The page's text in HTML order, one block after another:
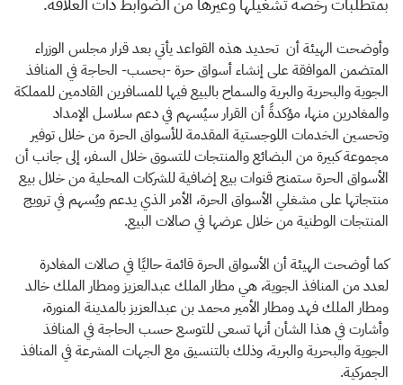
وأوضحت الهيئة أن تحديد هذه القواعد يأتي بعد قرار مجلس الوزراء
المتضمن الموافقة على إنشاء أسواق حرة -بحسب- الحاجة في المنافذ
الجوية والبحرية والبرية والسماح بالبيع فيها للمسافرين القادمين للمملكة
والمغادرين منها، مؤكدةً أن القرار سيُسهم في دعم سلاسل الإمداد
وتحسين الخدمات اللوجستية المقدمة للأسواق الحرة من خلال توفير
مجموعة كبيرة من البضائع والمنتجات للتسوق خلال السفر، إلى جانب أن
الأسواق الحرة ستمنح قنوات بيع إضافية للشركات المحلية من خلال بيع
منتجاتها على مشغلي الأسواق الحرة، الأمر الذي يدعم ويُسهم في ترويج
المنتجات الوطنية من خلال عرضها في صالات البيع.
كما أوضحت الهيئة أن الأسواق الحرة قائمة حاليًا في صالات المغادرة
لعدد من المنافذ الجوية، هي مطار الملك عبدالعزيز ومطار الملك خالد
ومطار الملك فهد ومطار الأمير محمد بن عبدالعزيز بالمدينة المنورة،
وأشارت في هذا الشأن أنها تسعى للتوسع حسب الحاجة في المنافذ
الجوية والبحرية والبرية، وذلك بالتنسيق مع الجهات المشرعة في المنافذ
الجمركية.